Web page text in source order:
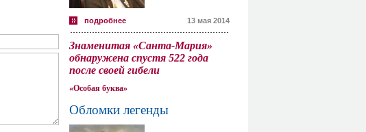
подробнее 13 мая 2014
Знаменитая «Санта-Мария»
обнаружена спустя 522 года
после своей гибели
«Особая буква»
Обломки легенды